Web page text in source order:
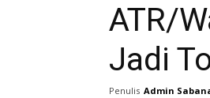
ATR/
Jadi
Penulis Admin